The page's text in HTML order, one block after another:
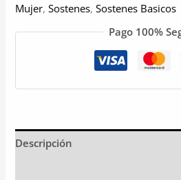
Mujer,Sostenes,Sostenes Basicos
Pago 100%
Descripción